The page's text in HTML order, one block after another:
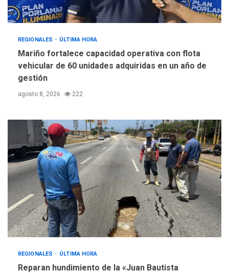
REGIONALES ÚLTIMA HORA
Mariño fortalece capacidad operativa con flota
vehicular de 60 unidades adquiridas en un año de
gestión
agosto 8, 2026 222
REGIONALES ÚLTIMA HORA
Reparan hundimiento de la «Juan Bautista